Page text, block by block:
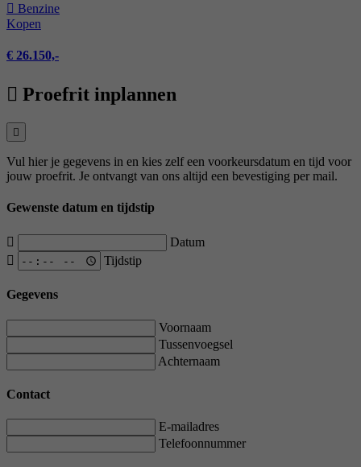
Benzine
Kopen
€ 26.150,-
Proefrit inplannen
Vul hier je gegevens in en kies zelf een voorkeursdatum en tijd voor
jouw proefrit. Je ontvangt van ons altijd een bevestiging per mail.
Gewenste datum en tijdstip
Datum
Tijdstip
Gegevens
Voornaam
Tussenvoegsel
Achternaam
Contact
E-mailadres
Telefoonnummer